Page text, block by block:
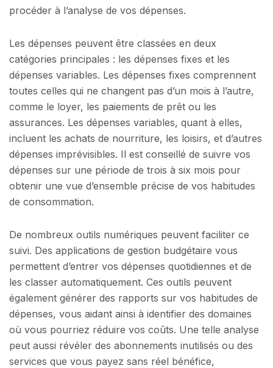
procéder à l’analyse de vos dépenses.
Les dépenses peuvent être classées en deux
catégories principales : les dépenses fixes et les
dépenses variables. Les dépenses fixes comprennent
toutes celles qui ne changent pas d’un mois à l’autre,
comme le loyer, les paiements de prêt ou les
assurances. Les dépenses variables, quant à elles,
incluent les achats de nourriture, les loisirs, et d’autres
dépenses imprévisibles. Il est conseillé de suivre vos
dépenses sur une période de trois à six mois pour
obtenir une vue d’ensemble précise de vos habitudes
de consommation.
De nombreux outils numériques peuvent faciliter ce
suivi. Des applications de gestion budgétaire vous
permettent d’entrer vos dépenses quotidiennes et de
les classer automatiquement. Ces outils peuvent
également générer des rapports sur vos habitudes de
dépenses, vous aidant ainsi à identifier des domaines
où vous pourriez réduire vos coûts. Une telle analyse
peut aussi révéler des abonnements inutilisés ou des
services que vous payez sans réel bénéfice,